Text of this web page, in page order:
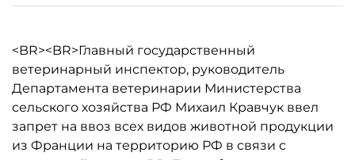
<BR><BR>Главный государственный
ветеринарный инспектор, руководитель
Департамента ветеринарии Министерства
сельского хозяйства РФ Михаил Кравчук ввел
запрет на ввоз всех видов животной продукции
из Франции на территорию РФ в связи с